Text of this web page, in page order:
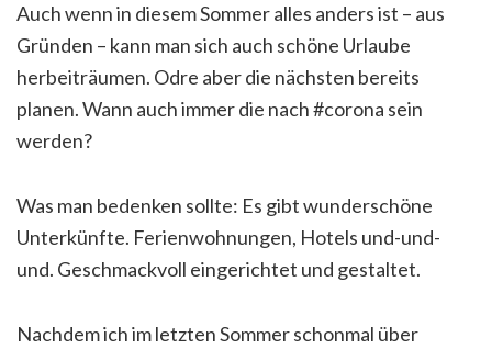
Auch wenn in diesem Sommer alles anders ist – aus
Gründen – kann man sich auch schöne Urlaube
herbeiträumen. Odre aber die nächsten bereits
planen. Wann auch immer die nach #corona sein
werden?
Was man bedenken sollte: Es gibt wunderschöne
Unterkünfte. Ferienwohnungen, Hotels und-und-
und. Geschmackvoll eingerichtet und gestaltet.
Nachdem ich im letzten Sommer schonmal über